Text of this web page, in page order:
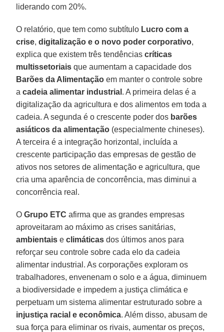
liderando com 20%.
O relatório, que tem como subtítulo Lucro com a
crise, digitalização e o novo poder corporativo,
explica que existem três tendênciascríticas
multissetoriais que aumentam a capacidade dos
Barões da Alimentação em manter o controle sobre
acadeia alimentar industrial . A primeira delas é a
digitalização da agricultura e dos alimentos em toda a
cadeia. A segunda é o crescente poder dos barões
asiáticos da alimentação (especialmente chineses).
A terceira é a integração horizontal, incluída a
crescente participação das empresas de gestão de
ativos nos setores de alimentação e agricultura, que
cria uma aparência de concorrência, mas diminui a
concorrência real.
OGrupo ETC afirma que as grandes empresas
aproveitaram ao máximo as crises sanitárias,
ambientais eclimáticas dos últimos anos para
reforçar seu controle sobre cada elo da cadeia
alimentar industrial. As corporações exploram os
trabalhadores, envenenam o solo e a água, diminuem
a biodiversidade e impedem a justiça climática e
perpetuam um sistema alimentar estruturado sobre a
injustiça racial e econômica. Além disso, abusam de
sua força para eliminar os rivais, aumentar os preços,